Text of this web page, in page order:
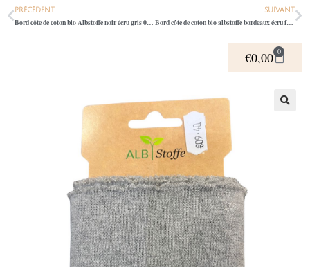
PRÉCÉDENT
Bord côte de coton bio Albstoffe noir écru gris 0395
SUIVANT
Bord côte de coton bio albstoffe bordeaux écru fuchsia 0395
€0,00 0